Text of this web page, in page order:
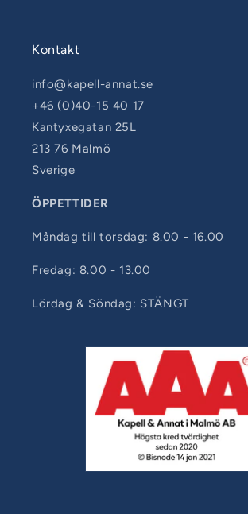
Kontakt
info@kapell-annat.se
+46 (0)40-15 40 17
Kantyxegatan 25L
213 76 Malmö
Sverige
ÖPPETTIDER
Måndag till torsdag: 8.00 - 16.00
Fredag: 8.00 - 13.00
Lördag & Söndag: STÄNGT